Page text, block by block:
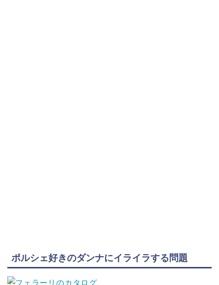
ポルシェ好きのダンナにイライラする問題